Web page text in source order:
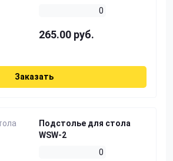
0
265.00 руб.
Заказать
Подстолье для стола
WSW-2
0